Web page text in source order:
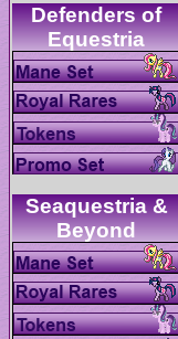
Defenders of
Seaquestria &